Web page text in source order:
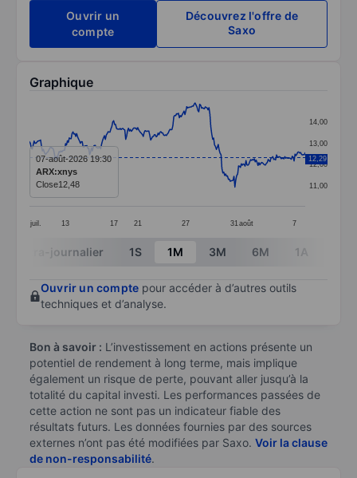
Ouvrir un
compte
Découvrez l'offre de
Saxo
Graphique
Line chart with 299 data points.
The chart has 1 X axis displaying categories.
The chart has 1 Y axis displaying values. Data ranges
juil. 13 17 21 27 31 août 7
11,00
12,00
13,00
14,00
12,29
07-août-2026 19:30
ARX:xnys
Close12,48
End of interactive chart.
Intra-journalier 1S 1M 3M 6M 1A
Ouvrir un compte pour accéder à d’autres outils
techniques et d’analyse.
Bon à savoir : L’investissement en actions présente un
potentiel de rendement à long terme, mais implique
également un risque de perte, pouvant aller jusqu’à la
totalité du capital investi. Les performances passées de
cette action ne sont pas un indicateur fiable des
résultats futurs. Les données fournies par des sources
externes n’ont pas été modifiées par Saxo. Voir la clause
de non-responsabilité.